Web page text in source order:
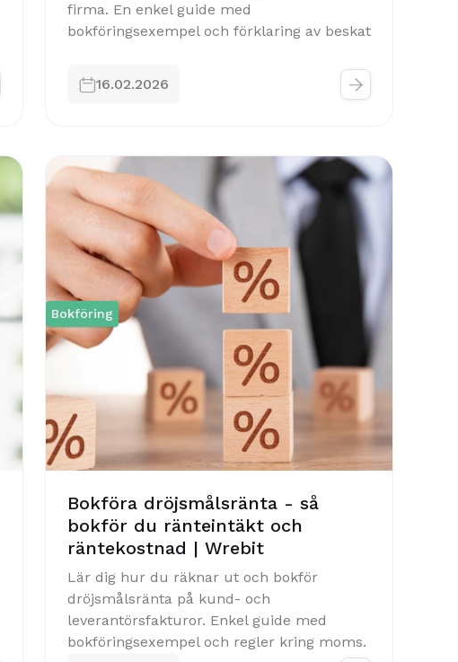
firma. En enkel guide med
bokföringsexempel och förklaring av beskat
16.02.2026 
Bokföring
Bokföra dröjsmålsränta - så
bokför du ränteintäkt och
räntekostnad | Wrebit
Lär dig hur du räknar ut och bokför
dröjsmålsränta på kund- och
leverantörsfakturor. Enkel guide med
bokföringsexempel och regler kring moms.